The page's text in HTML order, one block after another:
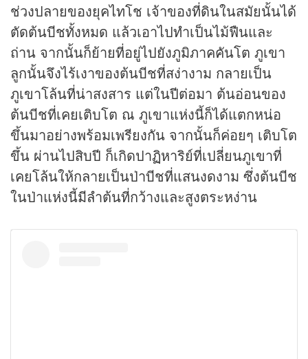
ช่วงปลายของยุคไทโช เจ้าของที่ดินในสมัยนั้นได้
ตัดต้นบีชทั้งหมด แล้วเอาไปทำเป็นไม้ฟืนและ
ถ่าน จากนั้นก็ย้ายที่อยู่ไปยังภูมิภาคคันโต ภูเขา
ลูกนั้นจึงไร้เงาของต้นบีชที่สง่างาม กลายเป็น
ภูเขาโล้นที่น่าสงสาร แต่ในปีต่อมา ต้นอ่อนของ
ต้นบีชที่เคยเติบโต ณ ภูเขาแห่งนี้ก็ได้แตกหน่อ
ขึ้นมาอย่างพร้อมเพรียงกัน จากนั้นก็ค่อยๆ เติบโต
ขึ้น ผ่านไปสิบปี ก็เกิดปาฏิหาริย์ที่เปลี่ยนภูเขาที่
เคยโล้นให้กลายเป็นป่าบีชที่แสนงดงาม ซึ่งต้นบีช
ในป่าแห่งนี้มีลำต้นที่กว้างและสูงตระหง่าน